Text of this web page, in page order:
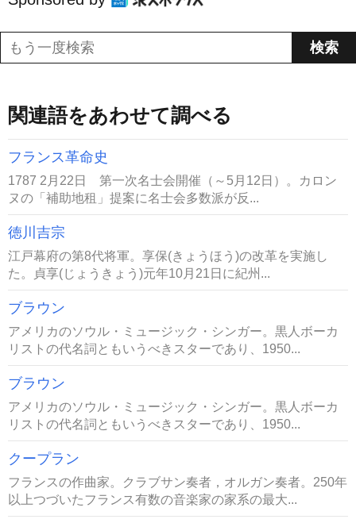
関連語をあわせて調べる
フランス革命史
1787 2月22日 第一次名士会開催（～5月12日）。カロン
ヌの「補助地租」提案に名士会多数派が反...
徳川吉宗
江戸幕府の第8代将軍。享保(きょうほう)の改革を実施し
た。貞享(じょうきょう)元年10月21日に紀州...
ブラウン
アメリカのソウル・ミュージック・シンガー。黒人ボーカ
リストの代名詞ともいうべきスターであり、1950...
ブラウン
アメリカのソウル・ミュージック・シンガー。黒人ボーカ
リストの代名詞ともいうべきスターであり、1950...
クープラン
フランスの作曲家。クラブサン奏者，オルガン奏者。250年
以上つづいたフランス有数の音楽家の家系の最大...